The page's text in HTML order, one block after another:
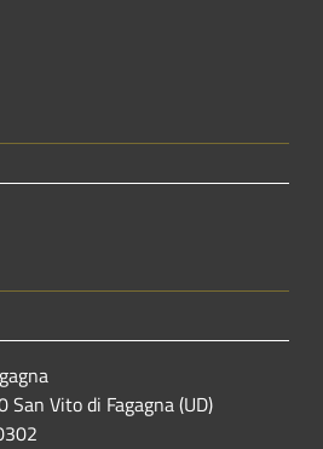
Vito di Fagagna (UD)